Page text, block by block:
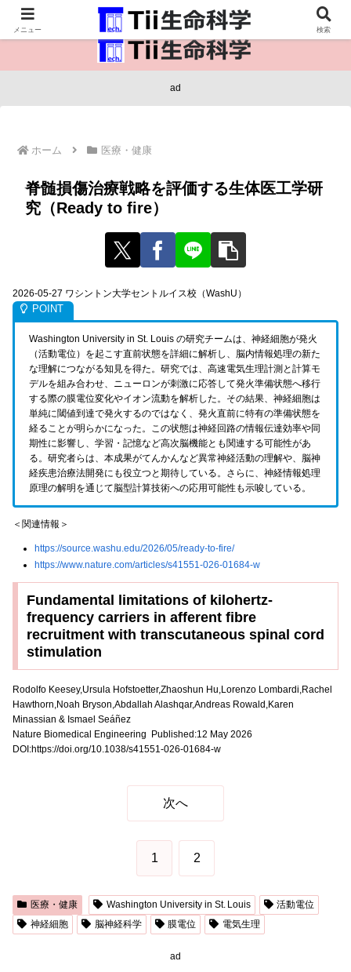
医療保健・生命・生物の情報インフラ。
ad
ホーム 医療・健康
脊髄損傷治療戦略を評価する生体医工学研
究（Ready to fire）
2026-05-27 ワシントン大学セントルイス校（WashU）
Washington University in St. Louis の研究チームは、神経細胞が発火
（活動電位）を起こす直前状態を詳細に解析し、脳内情報処理の新た
な理解につながる知見を得た。研究では、高速電気生理計測と計算モ
デルを組み合わせ、ニューロンが刺激に応答して発火準備状態へ移行
する際の膜電位変化やイオン流動を解析した。その結果、神経細胞は
単純に閾値到達で発火するのではなく、発火直前に特有の準備状態を
経ることが明らかになった。この状態は神経回路の情報伝達効率や同
期性に影響し、学習・記憶など高次脳機能とも関連する可能性があ
る。研究者らは、本成果がてんかんなど異常神経活動の理解や、脳神
経疾患治療法開発にも役立つと期待している。さらに、神経情報処理
原理の解明を通じて脳型計算技術への応用可能性も示唆している。
＜関連情報＞
https://source.washu.edu/2026/05/ready-to-fire/
https://www.nature.com/articles/s41551-026-01684-w
Fundamental limitations of kilohertz-
frequency carriers in afferent fibre
recruitment with transcutaneous spinal cord
stimulation
Rodolfo Keesey,Ursula Hofstoetter,Zhaoshun Hu,Lorenzo Lombardi,Rachel
Hawthorn,Noah Bryson,Abdallah Alashqar,Andreas Rowald,Karen
Minassian & Ismael Seáñez
Nature Biomedical Engineering Published:12 May 2026
DOI:https://doi.org/10.1038/s41551-026-01684-w
次へ
1 2
医療・健康 Washington University in St. Louis
活動電位
神経細胞
脳神経科学 膜電位 電気生理
ad
メニュー 検索